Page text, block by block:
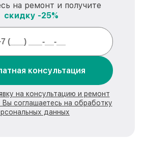
на ремонт и получите
скидку -25%
консультация
на консультацию и ремонт
Вы соглашаетесь на обработку
данных